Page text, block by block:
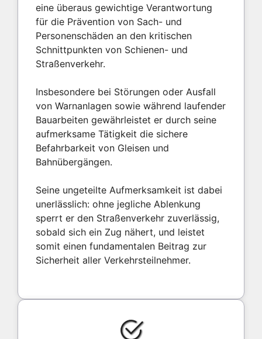
eine überaus gewichtige Verantwortung
für die Prävention von Sach- und
Personenschäden an den kritischen
Schnittpunkten von Schienen- und
Straßenverkehr.
Insbesondere bei Störungen oder Ausfall
von Warnanlagen sowie während laufender
Bauarbeiten gewährleistet er durch seine
aufmerksame Tätigkeit die sichere
Befahrbarkeit von Gleisen und
Bahnübergängen.
Seine ungeteilte Aufmerksamkeit ist dabei
unerlässlich: ohne jegliche Ablenkung
sperrt er den Straßenverkehr zuverlässig,
sobald sich ein Zug nähert, und leistet
somit einen fundamentalen Beitrag zur
Sicherheit aller Verkehrsteilnehmer.